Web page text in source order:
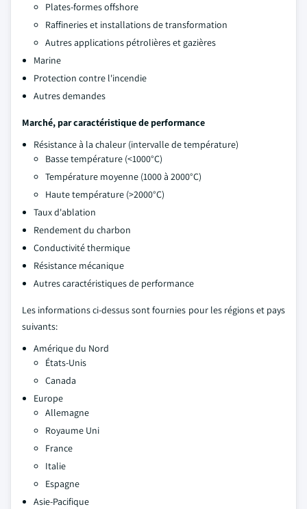
Plates-formes offshore
Raffineries et installations de transformation
Autres applications pétrolières et gazières
Marine
Protection contre l'incendie
Autres demandes
Marché, par caractéristique de performance
Résistance à la chaleur (intervalle de température)
Basse température (<1000°C)
Température moyenne (1000 à 2000°C)
Haute température (>2000°C)
Taux d'ablation
Rendement du charbon
Conductivité thermique
Résistance mécanique
Autres caractéristiques de performance
Les informations ci-dessus sont fournies pour les régions et pays
suivants:
Amérique du Nord
États-Unis
Canada
Europe
Allemagne
Royaume Uni
France
Italie
Espagne
Asie-Pacifique